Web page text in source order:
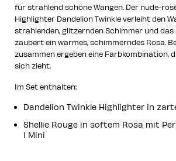
für strahlend schöne Wangen. Der nude-
Highlighter Dandelion Twinkle verleiht den
strahlenden, glitzernden Schimmer und das
zaubert ein warmes, schimmerndes Rosa.
zusammen ergeben eine Farbkombination,
sich zieht.
Im Set enthalten:
Dandelion Twinkle Highlighter in
Shellie Rouge in softem Rosa mit
I Mini